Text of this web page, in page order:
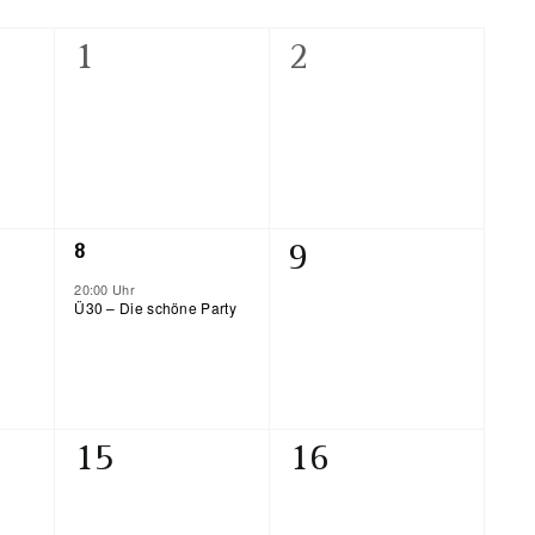
0
1
0
2
1
Veranstaltung,
8
20:00 Uhr
Ü30 – Die schöne Party
0
9
0
15
0
16